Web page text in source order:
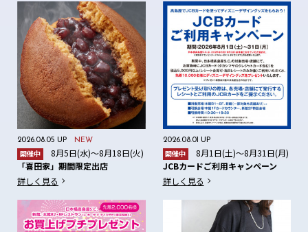
2026.08.05 UP NEW
開催中
8月5日(水)～8月18日(火)
「喜田家」期間限定出店
詳しく見る
2026.08.01 UP
開催中
8月1日(土)～8月31日(月)
JCBカードご利用キャンペーン
詳しく見る